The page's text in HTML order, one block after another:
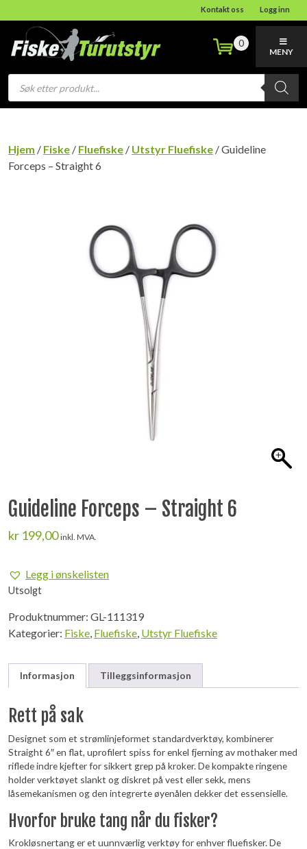
Kontakt oss Logg inn
Products
search
0
MENY
Hjem / Fiske / Fluefiske / Utstyr Fluefiske / Guideline
Forceps – Straight 6
Guideline Forceps – Straight 6
kr 199,00 inkl. MVA.
Legg i ønskelisten
Utsolgt
Produktnummer: GL-111319
Kategorier: Fiske, Fluefiske, Utstyr Fluefiske
Informasjon Tilleggsinformasjon
Rett på sak
Designet som et strømlinjeformet standardverktøy, kombinerer
Straight 6″ en flat, uprofilert spiss for enkel fjerning av mothaker med
riflede indre kjefter for sikkert grep på kroker. De kompakte ringene
holder verktøyet slankt og diskret på vest eller sekk, mens
låsemekanismen og den integrerte øyenålen dekker det essensielle.
Hvorfor bruke tang når du fisker?
Krokløsnertang er et uunnværlig verktøy for enhver fluefisker. De